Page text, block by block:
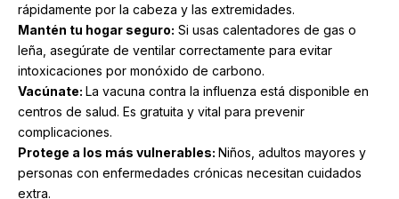
rápidamente por la cabeza y las extremidades.
Mantén tu hogar seguro: Si usas calentadores de gas o
leña, asegúrate de ventilar correctamente para evitar
intoxicaciones por monóxido de carbono.
Vacúnate: La vacuna contra la influenza está disponible en
centros de salud. Es gratuita y vital para prevenir
complicaciones.
Protege a los más vulnerables: Niños, adultos mayores y
personas con enfermedades crónicas necesitan cuidados
extra.